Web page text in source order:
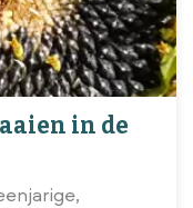
in de